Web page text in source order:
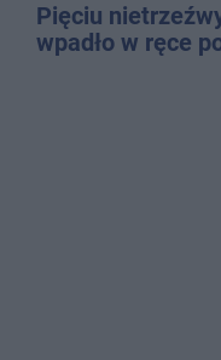
Pięciu
wpadło w ręce